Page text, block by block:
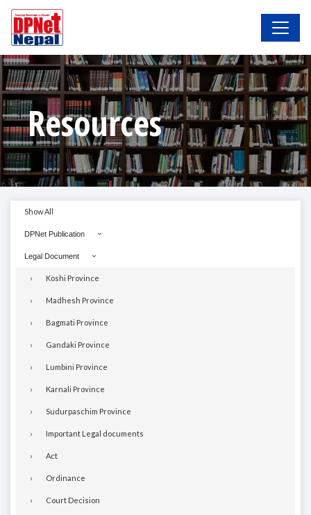
Resources
Show All
DPNet Publication
Legal Document
Koshi Province
Madhesh Province
Bagmati Province
Gandaki Province
Lumbini Province
Karnali Province
Sudurpaschim Province
Important Legal documents
Act
Ordinance
Court Decision